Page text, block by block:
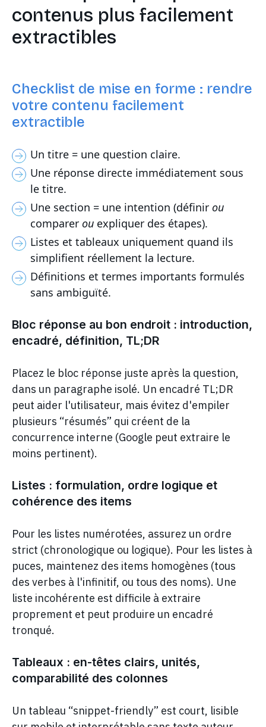
contenus plus facilement
extractibles
Checklist de mise en forme : rendre
votre contenu facilement
extractible
Un titre = une question claire.
Une réponse directe immédiatement sous
le titre.
Une section = une intention (définir ou
comparer ou expliquer des étapes).
Listes et tableaux uniquement quand ils
simplifient réellement la lecture.
Définitions et termes importants formulés
sans ambiguïté.
Bloc réponse au bon endroit : introduction,
encadré, définition, TL;DR
Placez le bloc réponse juste après la question,
dans un paragraphe isolé. Un encadré TL;DR
peut aider l'utilisateur, mais évitez d'empiler
plusieurs “résumés” qui créent de la
concurrence interne (Google peut extraire le
moins pertinent).
Listes : formulation, ordre logique et
cohérence des items
Pour les listes numérotées, assurez un ordre
strict (chronologique ou logique). Pour les listes à
puces, maintenez des items homogènes (tous
des verbes à l'infinitif, ou tous des noms). Une
liste incohérente est difficile à extraire
proprement et peut produire un encadré
tronqué.
Tableaux : en-têtes clairs, unités,
comparabilité des colonnes
Un tableau “snippet-friendly” est court, lisible